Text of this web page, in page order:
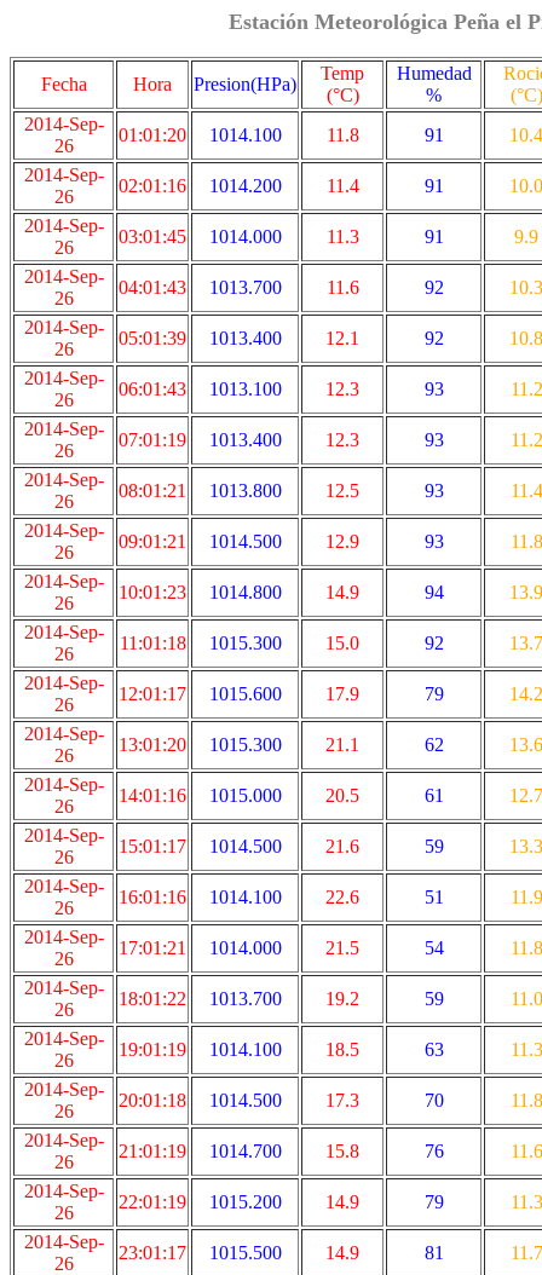
Estación Meteorológica Peña el
Fecha Hora Presion(HPa)
Temp
(°C)
Humedad
%
(°C)
2014-Sep-
26
01:01:20 1014.100 11.8 91
10.4
2014-Sep-
26
02:01:16 1014.200 11.4 91
10.0
2014-Sep-
26
03:01:45 1014.000 11.3 91
9.9
2014-Sep-
26
04:01:43 1013.700 11.6 92
10.3
2014-Sep-
26
05:01:39 1013.400 12.1 92
10.8
2014-Sep-
26
06:01:43 1013.100 12.3 93
11.2
2014-Sep-
26
07:01:19 1013.400 12.3 93
11.2
2014-Sep-
26
08:01:21 1013.800 12.5 93
11.4
2014-Sep-
26
09:01:21 1014.500 12.9 93
11.8
2014-Sep-
26
10:01:23 1014.800 14.9 94
13.9
2014-Sep-
26
11:01:18 1015.300 15.0 92
13.7
2014-Sep-
26
12:01:17 1015.600 17.9 79
14.2
2014-Sep-
26
13:01:20 1015.300 21.1 62
13.6
2014-Sep-
26
14:01:16 1015.000 20.5 61
12.7
2014-Sep-
26
15:01:17 1014.500 21.6 59
13.3
2014-Sep-
26
16:01:16 1014.100 22.6 51
11.9
2014-Sep-
26
17:01:21 1014.000 21.5 54
11.8
2014-Sep-
26
18:01:22 1013.700 19.2 59
11.0
2014-Sep-
26
19:01:19 1014.100 18.5 63
11.3
2014-Sep-
26
20:01:18 1014.500 17.3 70
11.8
2014-Sep-
26
21:01:19 1014.700 15.8 76
11.6
2014-Sep-
26
22:01:19 1015.200 14.9 79
11.3
2014-Sep-
26
23:01:17 1015.500 14.9 81 11.7